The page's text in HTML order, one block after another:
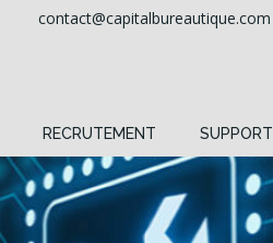
contact@capitalbureautique.com
RECRUTEMENT SUPPORT